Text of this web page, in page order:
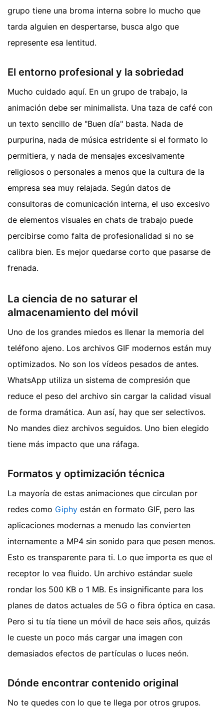
grupo tiene una broma interna sobre lo mucho que
tarda alguien en despertarse, busca algo que
represente esa lentitud.
El entorno profesional y la sobriedad
Mucho cuidado aquí. En un grupo de trabajo, la
animación debe ser minimalista. Una taza de café con
un texto sencillo de "Buen día" basta. Nada de
purpurina, nada de música estridente si el formato lo
permitiera, y nada de mensajes excesivamente
religiosos o personales a menos que la cultura de la
empresa sea muy relajada. Según datos de
consultoras de comunicación interna, el uso excesivo
de elementos visuales en chats de trabajo puede
percibirse como falta de profesionalidad si no se
calibra bien. Es mejor quedarse corto que pasarse de
frenada.
La ciencia de no saturar el
almacenamiento del móvil
Uno de los grandes miedos es llenar la memoria del
teléfono ajeno. Los archivos GIF modernos están muy
optimizados. No son los vídeos pesados de antes.
WhatsApp utiliza un sistema de compresión que
reduce el peso del archivo sin cargar la calidad visual
de forma dramática. Aun así, hay que ser selectivos.
No mandes diez archivos seguidos. Uno bien elegido
tiene más impacto que una ráfaga.
Formatos y optimización técnica
La mayoría de estas animaciones que circulan por
redes como Giphy están en formato GIF, pero las
aplicaciones modernas a menudo las convierten
internamente a MP4 sin sonido para que pesen menos.
Esto es transparente para ti. Lo que importa es que el
receptor lo vea fluido. Un archivo estándar suele
rondar los 500 KB o 1 MB. Es insignificante para los
planes de datos actuales de 5G o fibra óptica en casa.
Pero si tu tía tiene un móvil de hace seis años, quizás
le cueste un poco más cargar una imagen con
demasiados efectos de partículas o luces neón.
Dónde encontrar contenido original
No te quedes con lo que te llega por otros grupos.